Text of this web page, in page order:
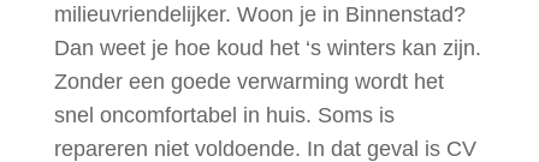
milieuvriendelijker. Woon je in Binnenstad?
Dan weet je hoe koud het ‘s winters kan zijn.
Zonder een goede verwarming wordt het
snel oncomfortabel in huis. Soms is
repareren niet voldoende. In dat geval is CV